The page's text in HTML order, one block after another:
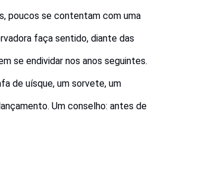
poucos se contentam com uma
faça sentido, diante das
se endividar nos anos seguintes.
de uísque, um sorvete, um
Um conselho: antes de